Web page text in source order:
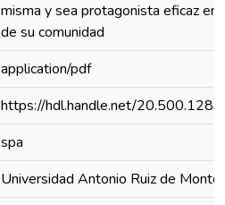
misma y sea protagonista eficaz en
de su comunidad
application/pdf
https://hdl.handle.net/
spa
Universidad Antonio Ruiz de